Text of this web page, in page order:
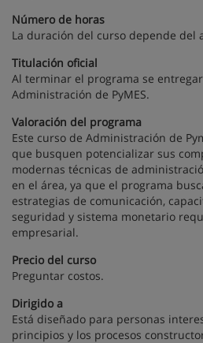
Número de horas
La duración del curso depende del
Titulación oficial
Al terminar el programa se
Administración de PyMES.
Valoración del programa
Este curso de Administración de
que busquen potencializar sus
modernas técnicas de
en el área, ya que el programa
estrategias de comunicación,
seguridad y sistema monetario
empresarial.
Precio del curso
Preguntar costos.
Dirigido a
Está diseñado para personas
principios y los procesos